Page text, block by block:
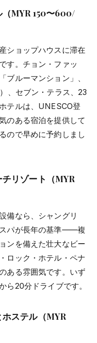
MYR 150〜600/
ショップハウスに滞在
す。チョン・ファッ
ブルーマンション」、
、セブン・テラス、23
テルは、UNESCO登
のある宿泊を提供して
ので早めに予約しまし
リゾート（MYR
備なら、シャングリ
パが長年の基準——複
ンを備えた壮大なビー
ロック・ホテル・ペナ
ある雰囲気です。いず
ら20分ドライブです。
ステル（MYR